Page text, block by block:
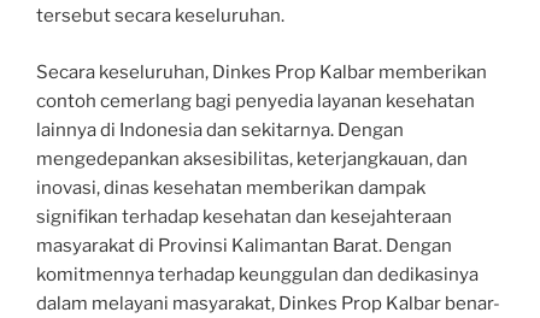
tersebut secara keseluruhan.
Secara keseluruhan, Dinkes Prop Kalbar memberikan
contoh cemerlang bagi penyedia layanan kesehatan
lainnya di Indonesia dan sekitarnya. Dengan
mengedepankan aksesibilitas, keterjangkauan, dan
inovasi, dinas kesehatan memberikan dampak
signifikan terhadap kesehatan dan kesejahteraan
masyarakat di Provinsi Kalimantan Barat. Dengan
komitmennya terhadap keunggulan dan dedikasinya
dalam melayani masyarakat, Dinkes Prop Kalbar benar-